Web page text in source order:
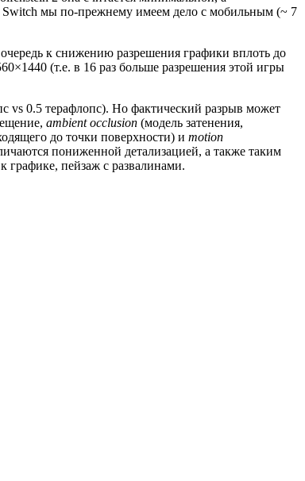
Switch мы по-прежнему имеем дело с мобильным (~ 7
к снижению разрешения графики вплоть до
(т.е. в 16 раз больше разрешения этой игры
vs 0.5 терафлопс). Но фактический разрыв может
ambient occlusion (модель затенения,
до точки поверхности) и motion
пониженной детализацией, а также таким
графике, пейзаж с развалинами.